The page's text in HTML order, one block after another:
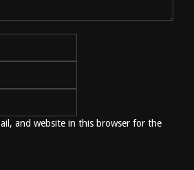
and website in this browser for the